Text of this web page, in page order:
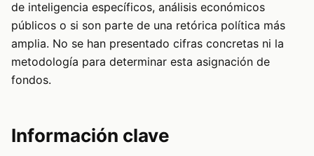
de inteligencia específicos, análisis económicos
públicos o si son parte de una retórica política más
amplia. No se han presentado cifras concretas ni la
metodología para determinar esta asignación de
fondos.
Información clave